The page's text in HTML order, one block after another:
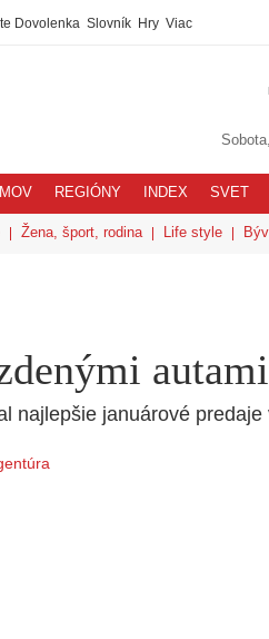
Dovolenka Slovník Hry Viac
REGIÓNY INDEX SVET
Žena, šport, rodina Life style
najlepšie januárové predaje